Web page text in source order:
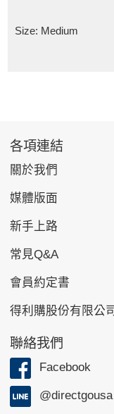
Size: Medium
各項連結
關於我們
媒體版面
新手上路
常見Q&A
會員約定書
得利購股份有限公
聯絡我們
Facebook
@directgousa